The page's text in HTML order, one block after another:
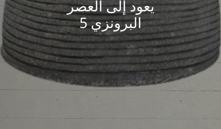
يعود إلى العصر
البرونزي 5